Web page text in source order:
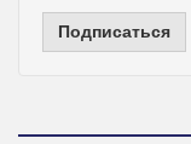
Подписаться